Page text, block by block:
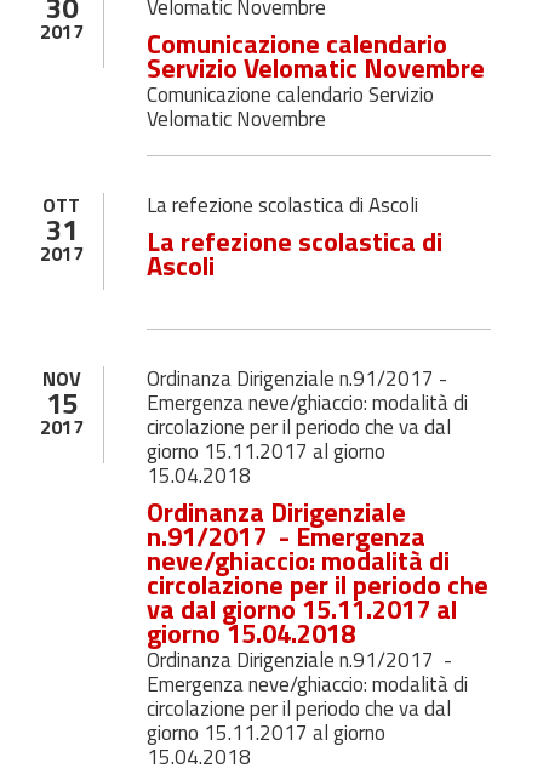
2017
Velomatic Novembre
Comunicazione calendario
Servizio Velomatic Novembre
Comunicazione calendario Servizio
Velomatic Novembre
OTT
31
2017
La refezione scolastica di Ascoli
La refezione scolastica di
Ascoli
NOV
15
2017
Ordinanza Dirigenziale n.91/2017 -
Emergenza neve/ghiaccio: modalità di
circolazione per il periodo che va dal
giorno 15.11.2017 al giorno
15.04.2018
Ordinanza Dirigenziale
n.91/2017 - Emergenza
neve/ghiaccio: modalità di
circolazione per il periodo che
va dal giorno 15.11.2017 al
giorno 15.04.2018
Ordinanza Dirigenziale n.91/2017 -
Emergenza neve/ghiaccio: modalità di
circolazione per il periodo che va dal
giorno 15.11.2017 al giorno
15.04.2018